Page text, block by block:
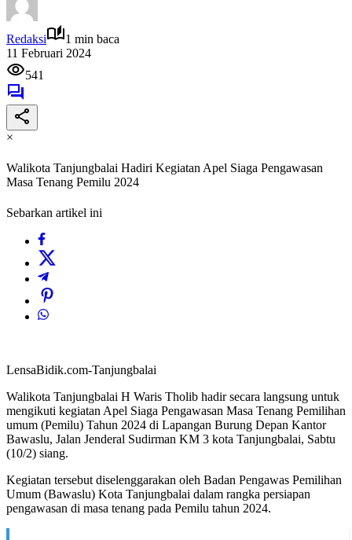
Redaksi
1 min baca
11 Februari 2024
541
×
Walikota Tanjungbalai Hadiri Kegiatan Apel Siaga Pengawasan
Masa Tenang Pemilu 2024
Sebarkan artikel ini
LensaBidik.com-Tanjungbalai
Walikota Tanjungbalai H Waris Tholib hadir secara langsung untuk
mengikuti kegiatan Apel Siaga Pengawasan Masa Tenang Pemilihan
umum (Pemilu) Tahun 2024 di Lapangan Burung Depan Kantor
Bawaslu, Jalan Jenderal Sudirman KM 3 kota Tanjungbalai, Sabtu
(10/2) siang.
Kegiatan tersebut diselenggarakan oleh Badan Pengawas Pemilihan
Umum (Bawaslu) Kota Tanjungbalai dalam rangka persiapan
pengawasan di masa tenang pada Pemilu tahun 2024.